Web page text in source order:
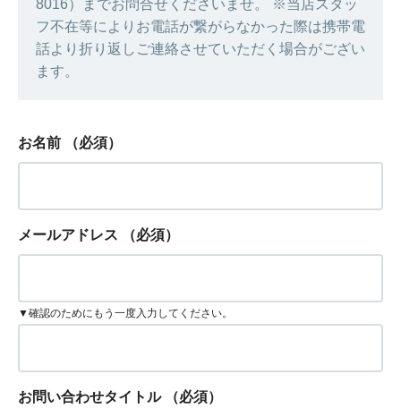
8016）までお問合せくださいませ。 ※当店スタッ
フ不在等によりお電話が繋がらなかった際は携帯電
話より折り返しご連絡させていただく場合がござい
ます。
お名前 （必須）
メールアドレス （必須）
▼確認のためにもう一度入力してください。
お問い合わせタイトル （必須）